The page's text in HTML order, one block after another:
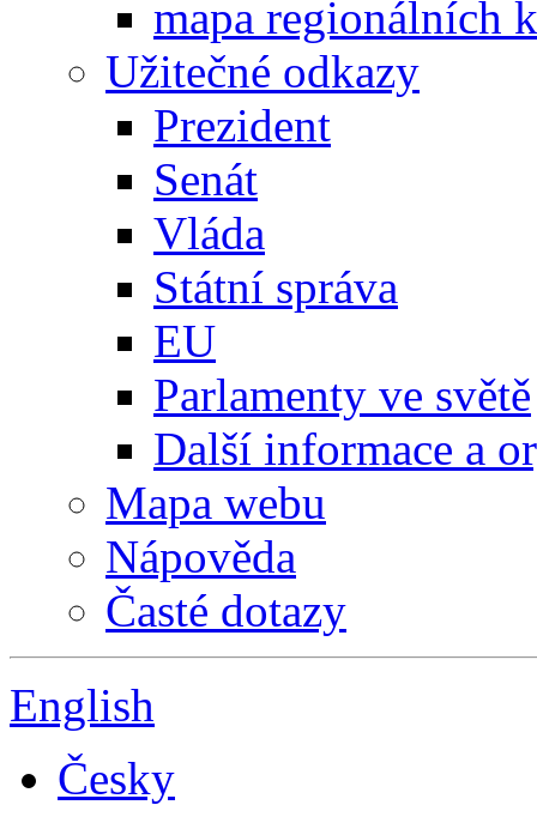
mapa regionálních
Užitečné odkazy
Prezident
Senát
Vláda
Státní správa
EU
Parlamenty ve světě
Další informace a
Mapa webu
Nápověda
Časté dotazy
English
Česky